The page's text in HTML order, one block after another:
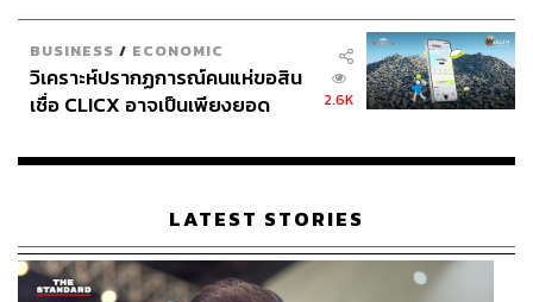
BUSINESS / ECONOMIC
วิเคราะห์ปรากฏการณ์คนแห่ขอสิน
เชื่อ CLICX อาจเป็นเพียงยอด
เรือนไทยที่ถูกซุกไว้
2.6K
LATEST STORIES